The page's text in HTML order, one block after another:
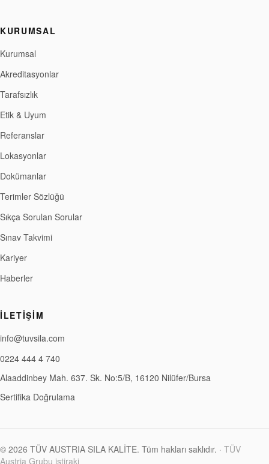
KURUMSAL
Kurumsal
Akreditasyonlar
Tarafsızlık
Etik & Uyum
Referanslar
Lokasyonlar
Dokümanlar
Terimler Sözlüğü
Sıkça Sorulan Sorular
Sınav Takvimi
Kariyer
Haberler
İLETIŞIM
info@tuvsila.com
0224 444 4 740
Alaaddinbey Mah. 637. Sk. No:5/B, 16120 Nilüfer/Bursa
Sertifika Doğrulama
© 2026 TÜV AUSTRIA SILA KALİTE. Tüm hakları saklıdır. · TÜV
Austria Grubu iştiraki